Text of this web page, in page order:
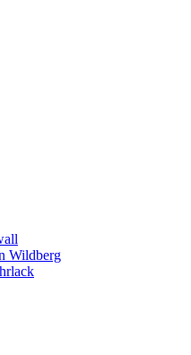
Wildberg